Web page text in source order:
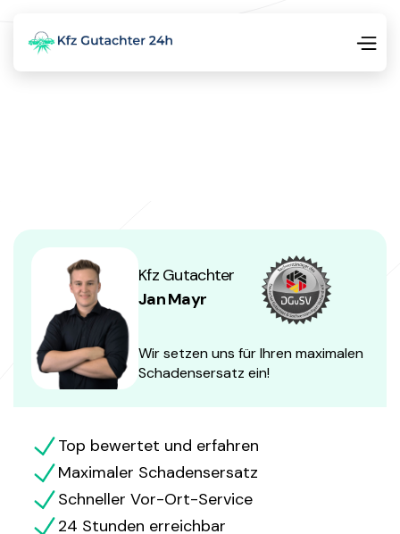
Kfz Gutachter
Jan Mayr
Wir setzen uns für Ihren maximalen
Schadensersatz ein!
Top bewertet und erfahren
Maximaler Schadensersatz
Schneller Vor-Ort-Service
24 Stunden erreichbar